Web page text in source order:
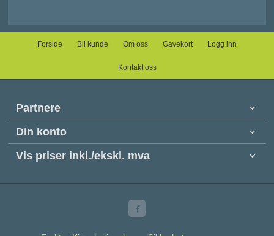
Forside Bli kunde Om oss Gavekort Logg inn
Kontakt oss
Partnere
Din konto
Vis priser inkl./ekskl. mva